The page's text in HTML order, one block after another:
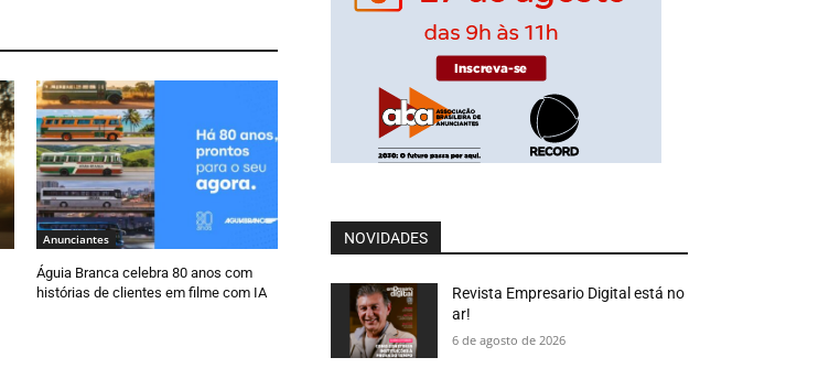
Anunciantes
Águia Branca celebra 80 anos com
histórias de clientes em filme com IA
NOVIDADES
Revista Empresario Digital está no
ar!
6 de agosto de 2026